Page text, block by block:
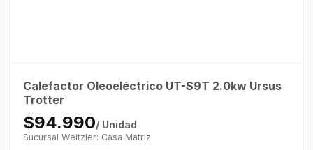
Calefactor Oleoeléctrico UT-S9T 2.0kw Ursus
Trotter
$94.990/ Unidad
Sucursal Weitzler: Casa Matriz